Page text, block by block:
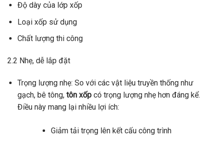
Độ dày của lớp xốp
Loại xốp sử dụng
Chất lượng thi công
2.2 Nhẹ, dễ lắp đặt
Trọng lượng nhẹ: So với các vật liệu truyền thống như
gạch, bê tông, tôn xốpcó trọng lượng nhẹ hơn đáng kể.
Điều này mang lại nhiều lợi ích:
Giảm tải trọng lên kết cấu công trình